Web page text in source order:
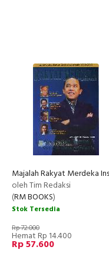
oleh Tim Redaksi
(RM BOOKS)
Stok Tersedia
Rp 72.000
Hemat Rp 14.400
Rp 57.600